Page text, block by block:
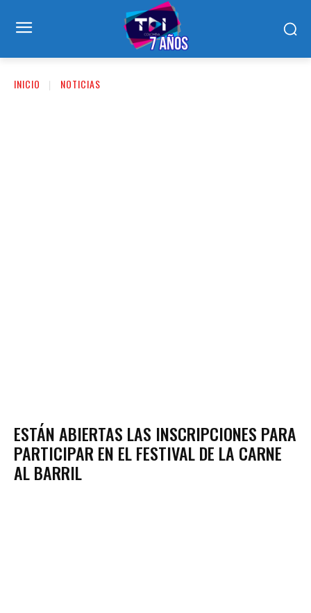
INICIO NOTICIAS
ESTÁN ABIERTAS LAS INSCRIPCIONES PARA
PARTICIPAR EN EL FESTIVAL DE LA CARNE
AL BARRIL